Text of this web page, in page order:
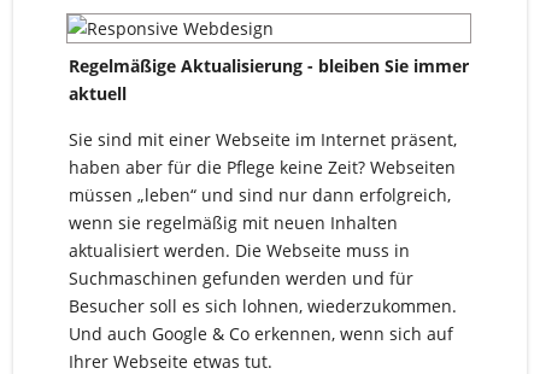
Regelmäßige Aktualisierung - bleiben Sie immer
aktuell
Sie sind mit einer Webseite im Internet präsent,
haben aber für die Pflege keine Zeit? Webseiten
müssen „leben“ und sind nur dann erfolgreich,
wenn sie regelmäßig mit neuen Inhalten
aktualisiert werden. Die Webseite muss in
Suchmaschinen gefunden werden und für
Besucher soll es sich lohnen, wiederzukommen.
Und auch Google & Co erkennen, wenn sich auf
Ihrer Webseite etwas tut.